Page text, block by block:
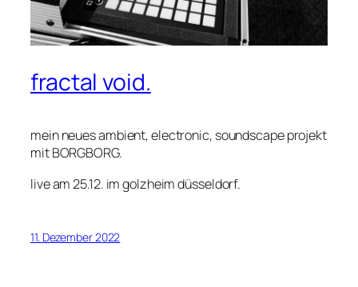
fractal void.
mein neues ambient, electronic, soundscape projekt
mit BORGBORG.
live am 25.12. im golzheim düsseldorf.
11. Dezember 2022